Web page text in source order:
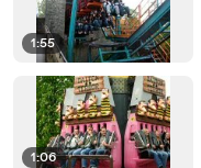
1:55
1:06